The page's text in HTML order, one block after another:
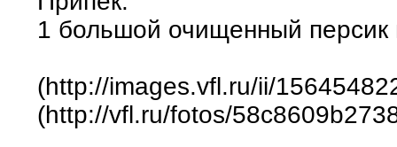
1 большой очищенный персик
(http://images.vfl.ru/ii/
(http://vfl.ru/fotos/